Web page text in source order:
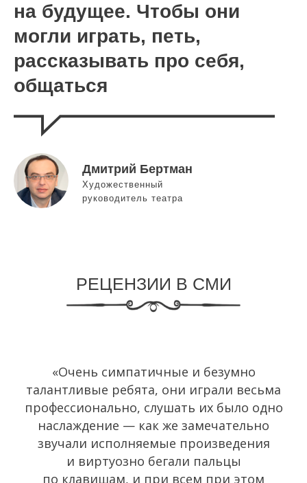
на будущее. Чтобы они
могли играть, петь,
рассказывать про себя,
общаться
Дмитрий Бертман
Художественный
руководитель театра
РЕЦЕНЗИИ В СМИ
«Очень симпатичные и безумно
талантливые ребята, они играли весьма
профессионально, слушать их было одно
наслаждение — как же замечательно
звучали исполняемые произведения
и виртуозно бегали пальцы
по клавишам, и при всем при этом